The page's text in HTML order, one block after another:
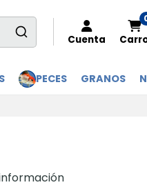
Cuenta
PECES GRANOS